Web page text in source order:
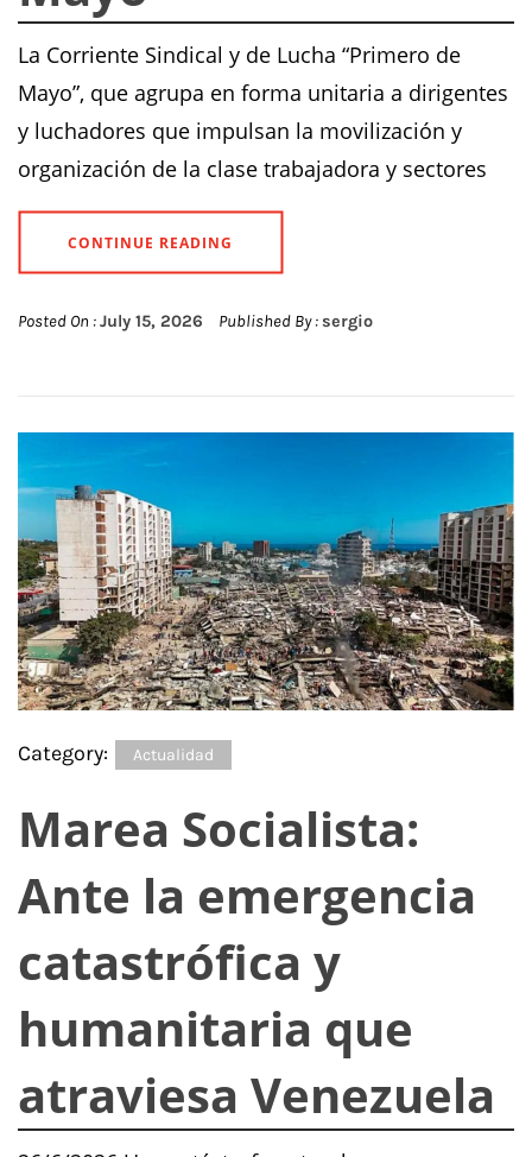
La Corriente Sindical y de Lucha “Primero de
Mayo”, que agrupa en forma unitaria a dirigentes
y luchadores que impulsan la movilización y
organización de la clase trabajadora y sectores
CONTINUE READING
Posted On :July 15, 2026 Published By :sergio
Category: Actualidad
Marea Socialista:
Ante la emergencia
catastrófica y
humanitaria que
atraviesa Venezuela